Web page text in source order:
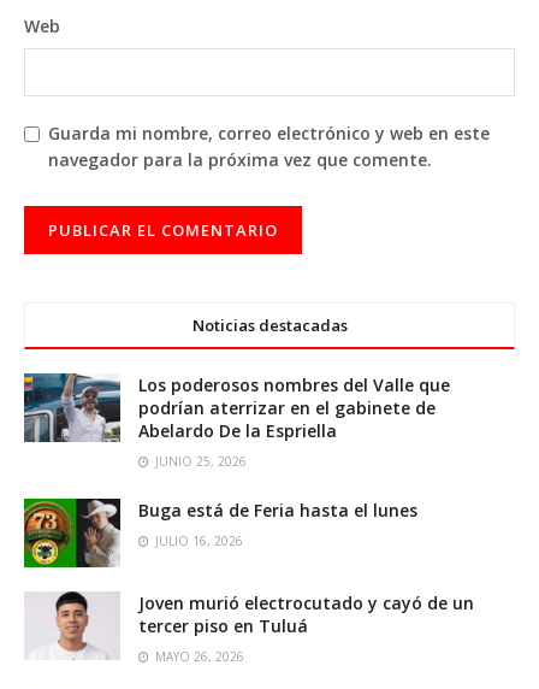
Web
Guarda mi nombre, correo electrónico y web en este
navegador para la próxima vez que comente.
Noticias destacadas
Los poderosos nombres del Valle que
podrían aterrizar en el gabinete de
Abelardo De la Espriella
JUNIO 25, 2026
Buga está de Feria hasta el lunes
JULIO 16, 2026
Joven murió electrocutado y cayó de un
tercer piso en Tuluá
MAYO 26, 2026